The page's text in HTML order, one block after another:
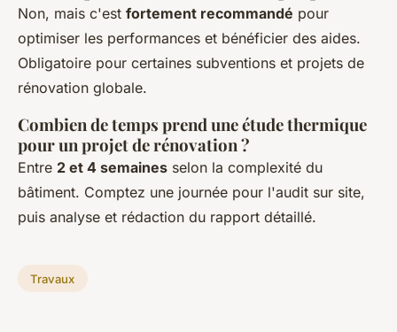
Non, mais c'est fortement recommandé pour
optimiser les performances et bénéficier des aides.
Obligatoire pour certaines subventions et projets de
rénovation globale.
Combien de temps prend une étude thermique
pour un projet de rénovation ?
Entre 2 et 4 semaines selon la complexité du
bâtiment. Comptez une journée pour l'audit sur site,
puis analyse et rédaction du rapport détaillé.
Travaux